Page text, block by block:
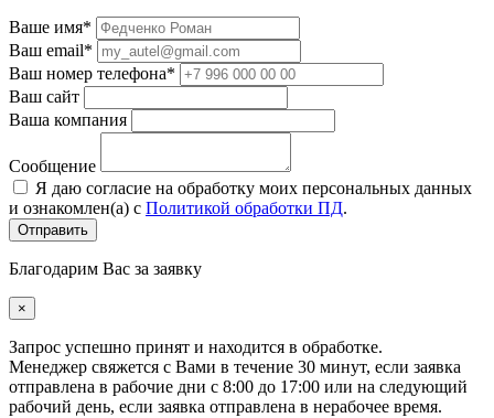
Ваше имя*
Ваш email*
Ваш номер телефона*
Ваш сайт
Ваша компания
Сообщение
Я даю согласие на обработку моих персональных данных
и ознакомлен(а) с Политикой обработки ПД.
Благодарим Вас за заявку
×
Запрос успешно принят и находится в обработке.
Менеджер свяжется с Вами в течение 30 минут, если заявка
отправлена в рабочие дни с 8:00 до 17:00 или на следующий
рабочий день, если заявка отправлена в нерабочее время.